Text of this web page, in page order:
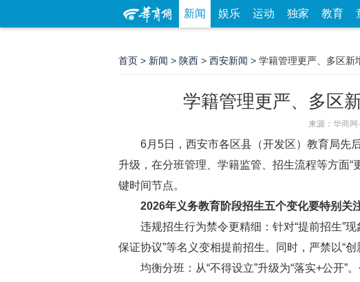
新闻 娱乐 运动 独家 教育
首页 > 新闻 > 陕西 > 西安新闻 > 学籍管理更严、多区新
学籍管理更严、多区
来源： 华商网
6月5日，西安市各区县（开发区）教育局先后
升级，在分班管理、学籍监管、招生流程等方面
键时间节点。
2026年义务教育阶段招生五个变化要特别关
违规招生行为禁令更精细：针对“提前招生”现
保证协议”等名义变相提前招生。同时，严禁以“
均衡分班：从“不得设立”升级为“落实+公开”。